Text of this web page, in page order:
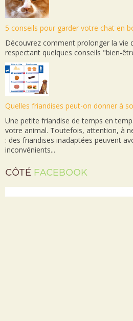
5 conseils pour garder votre chat en
Découvrez comment prolonger la vie
respectant quelques conseils "bien-
Quelles friandises peut-on donner à
Une petite friandise de temps en
votre animal. Toutefois, attention, à
: des friandises inadaptées peuvent
inconvénients...
CÔTÉ FACEBOOK